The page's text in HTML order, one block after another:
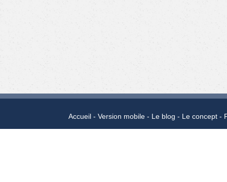
Accueil Version mobile Le blog Le concept